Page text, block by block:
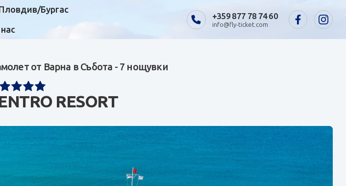
Бургас
+359 877 78 74 60
info@fly-ticket.com
от Варна в Събота - 7 нощувки
RESORT